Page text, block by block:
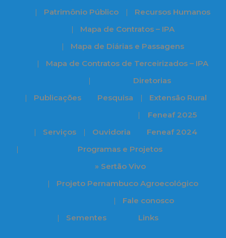
Patrimônio Público
Recursos Humanos
Mapa de Contratos – IPA
Mapa de Diárias e Passagens
Mapa de Contratos de Terceirizados – IPA
Publicações
Diretorias
Pesquisa
Extensão Rural
Serviços Ouvidoria
Feneaf 2025
Feneaf 2024
Programas e Projetos
» Sertão Vivo
Projeto Pernambuco Agroecológico
Sementes
Fale conosco
Links